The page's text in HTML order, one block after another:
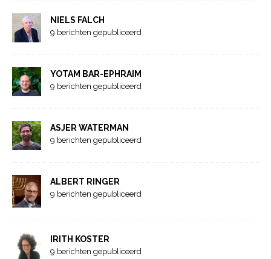
NIELS FALCH
9 berichten gepubliceerd
YOTAM BAR-EPHRAIM
9 berichten gepubliceerd
ASJER WATERMAN
9 berichten gepubliceerd
ALBERT RINGER
9 berichten gepubliceerd
IRITH KOSTER
9 berichten gepubliceerd